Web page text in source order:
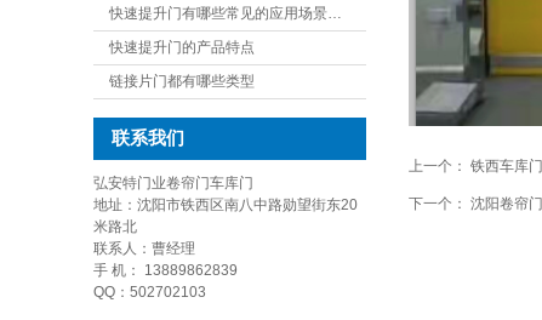
快速提升门有哪些常见的应用场景…
快速提升门的产品特点
链接片门都有哪些类型
联系我们
弘安特门业卷帘门车库门
地址：沈阳市铁西区南八中路勋望街东20
米路北
联系人：曹经理
手 机： 13889862839
QQ：502702103
上一个： 铁西车库门
下一个： 沈阳卷帘门